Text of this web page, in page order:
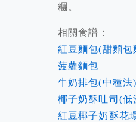
糰。
相關食譜：
紅豆麵包(甜麵包
菠蘿麵包
牛奶排包(中種法
椰子奶酥吐司(低
紅豆椰子奶酥花